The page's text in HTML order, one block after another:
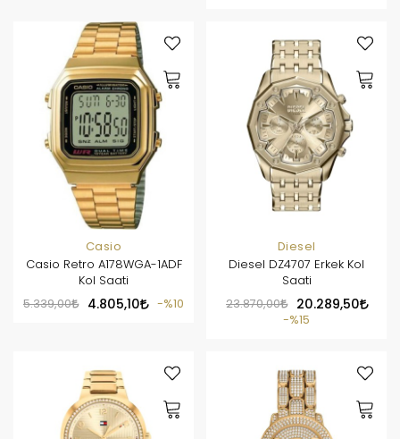
Casio
Casio Retro A178WGA-1ADF
Kol Saati
5.339,00
4.805,10 %10
Diesel
Diesel DZ4707 Erkek Kol
Saati
23.870,00
20.289,50
%15